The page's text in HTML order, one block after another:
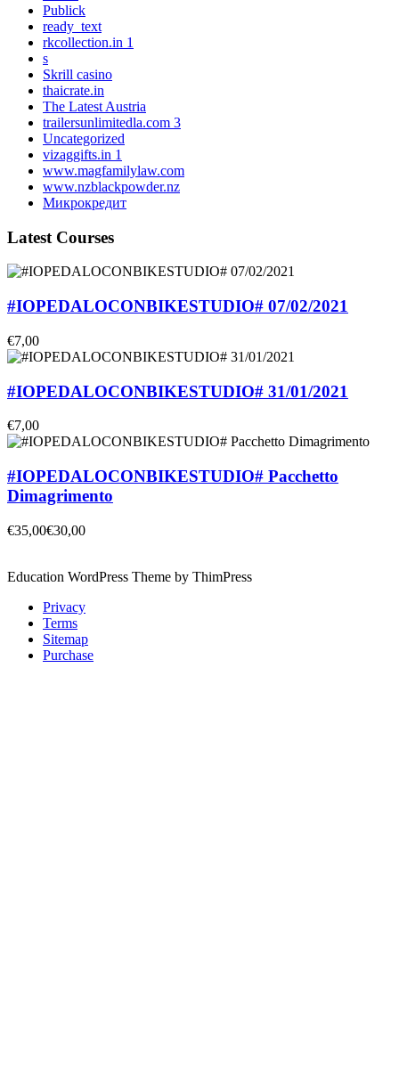
Publick
ready_text
rkcollection.in 1
s
Skrill casino
thaicrate.in
The Latest Austria
trailersunlimitedla.com 3
Uncategorized
vizaggifts.in 1
www.magfamilylaw.com
www.nzblackpowder.nz
Микрокредит
Latest Courses
#IOPEDALOCONBIKESTUDIO# 07/02/2021
€7,00
#IOPEDALOCONBIKESTUDIO# 31/01/2021
€7,00
#IOPEDALOCONBIKESTUDIO# Pacchetto
Dimagrimento
€35,00€30,00
Education WordPress Theme by ThimPress
Privacy
Terms
Sitemap
Purchase